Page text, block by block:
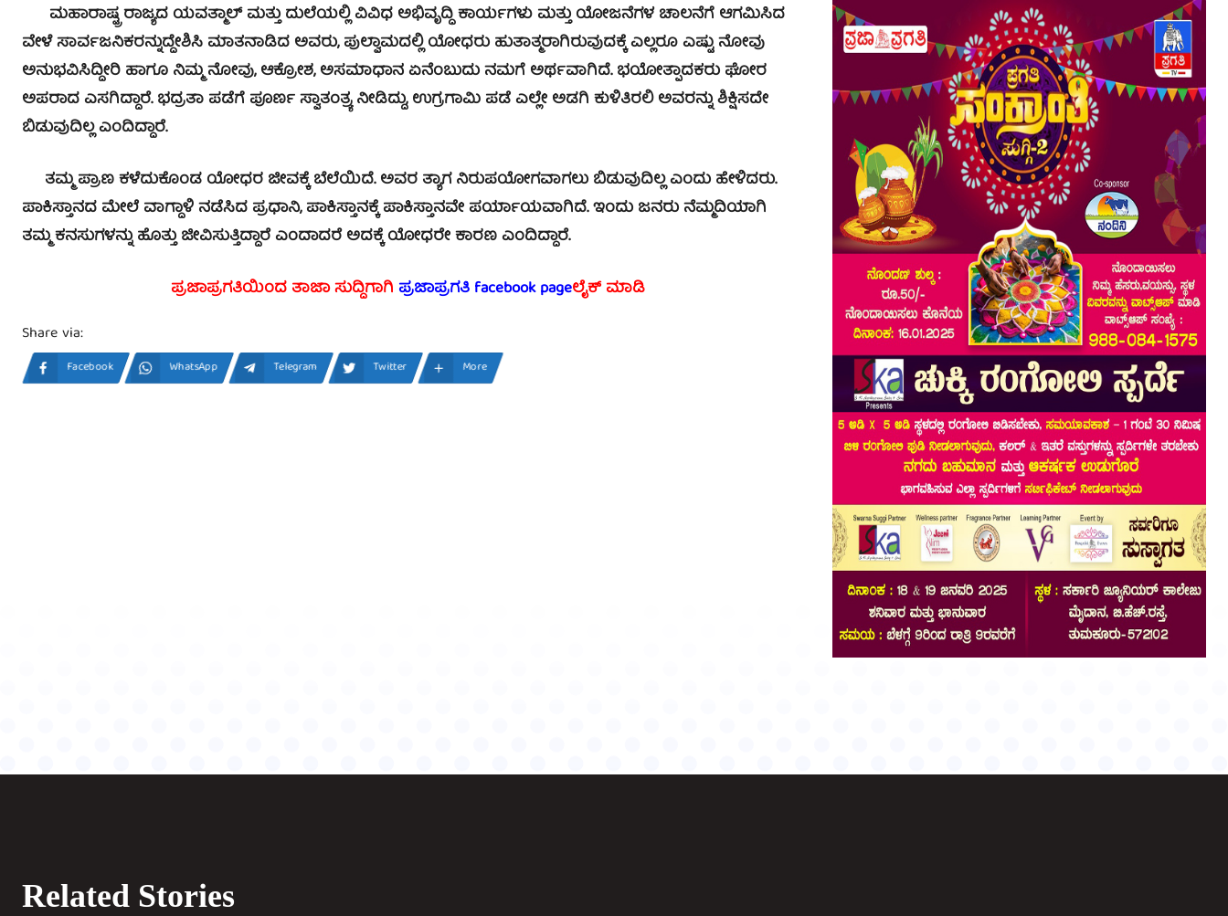
ಮಹಾರಾಷ್ಟ್ರ ರಾಜ್ಯದ ಯವತ್ಮಾಲ್ ಮತ್ತು ದುಲೆಯಲ್ಲಿ ವಿವಿಧ ಅಭಿವೃದ್ಧಿ ಕಾರ್ಯಗಳು ಮತ್ತು ಯೋಜನೆಗಳ ಚಾಲನೆಗೆ ಆಗಮಿಸಿದ
ವೇಳೆ ಸಾರ್ವಜನಿಕರನ್ನುದ್ದೇಶಿಸಿ ಮಾತನಾಡಿದ ಅವರು, ಪುಲ್ವಾಮದಲ್ಲಿ ಯೋಧರು ಹುತಾತ್ಮರಾಗಿರುವುದಕ್ಕೆ ಎಲ್ಲರೂ ಎಷ್ಟು ನೋವು
ಅನುಭವಿಸಿದ್ದೀರಿ ಹಾಗೂ ನಿಮ್ಮ ನೋವು, ಆಕ್ರೋಶ, ಅಸಮಾಧಾನ ಏನೆಂಬುದು ನಮಗೆ ಅರ್ಥವಾಗಿದೆ.ಭಯೋತ್ಪಾದಕರು ಘೋರ
ಅಪರಾದ ಎಸಗಿದ್ದಾರೆ. ಭದ್ರತಾ ಪಡೆಗೆ ಪೂರ್ಣ ಸ್ವಾತಂತ್ರ್ಯ ನೀಡಿದ್ದು,ಉಗ್ರಗಾಮಿ ಪಡೆ ಎಲ್ಲೇ ಅಡಗಿ ಕುಳಿತಿರಲಿ ಅವರನ್ನು ಶಿಕ್ಷಿಸದೇ
ಬಿಡುವುದಿಲ್ಲ ಎಂದಿದ್ದಾರೆ.
ತಮ್ಮ ಪ್ರಾಣ ಕಳೆದುಕೊಂಡ ಯೋಧರ ಜೀವಕ್ಕೆ ಬೆಲೆಯಿದೆ. ಅವರ ತ್ಯಾಗ ನಿರುಪಯೋಗವಾಗಲು ಬಿಡುವುದಿಲ್ಲ ಎಂದು ಹೇಳಿದರು.
ಪಾಕಿಸ್ತಾನದ ಮೇಲೆ ವಾಗ್ದಾಳಿ ನಡೆಸಿದ ಪ್ರಧಾನಿ, ಪಾಕಿಸ್ತಾನಕ್ಕೆ ಪಾಕಿಸ್ತಾನವೇ ಪರ್ಯಾಯವಾಗಿದೆ. ಇಂದು ಜನರು ನೆಮ್ಮದಿಯಾಗಿ
ತಮ್ಮ ಕನಸುಗಳನ್ನು ಹೊತ್ತು ಜೀವಿಸುತ್ತಿದ್ದಾರೆ ಎಂದಾದರೆ ಅದಕ್ಕೆ ಯೋಧರೇ ಕಾರಣ ಎಂದಿದ್ದಾರೆ.
ಪ್ರಜಾಪ್ರಗತಿಯಿಂದ ತಾಜಾ ಸುದ್ದಿಗಾಗಿ ಪ್ರಜಾಪ್ರಗತಿ facebook pageಲೈಕ್ ಮಾಡಿ
Share via:
Facebook WhatsApp Telegram Twitter More
Related Stories